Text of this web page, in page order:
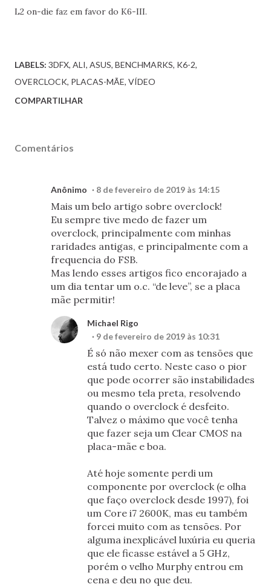
L2 on-die faz em favor do K6-III.
LABELS: 3DFX ALI ASUS BENCHMARKS K6-2
OVERCLOCK PLACAS-MÃE VÍDEO
COMPARTILHAR
Comentários
Anônimo 8 de fevereiro de 2019 às 14:15
Mais um belo artigo sobre overclock!
Eu sempre tive medo de fazer um
overclock, principalmente com minhas
raridades antigas, e principalmente com a
frequencia do FSB.
Mas lendo esses artigos fico encorajado a
um dia tentar um o.c. “de leve”, se a placa
mãe permitir!
Michael Rigo
9 de fevereiro de 2019 às 10:31
É só não mexer com as tensões que
está tudo certo. Neste caso o pior
que pode ocorrer são instabilidades
ou mesmo tela preta, resolvendo
quando o overclock é desfeito.
Talvez o máximo que você tenha
que fazer seja um Clear CMOS na
placa-mãe e boa.
Até hoje somente perdi um
componente por overclock (e olha
que faço overclock desde 1997), foi
um Core i7 2600K, mas eu também
forcei muito com as tensões. Por
alguma inexplicável luxúria eu queria
que ele ficasse estável a 5 GHz,
porém o velho Murphy entrou em
cena e deu no que deu.